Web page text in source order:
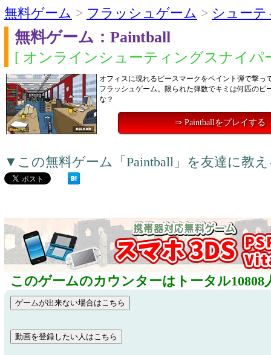
無料ゲーム > フラッシュゲーム > シューテ
無料ゲーム：Paintball
[ オンラインシューティングスナイパ
オフィスに現れるピースマークをペイント弾で撃っ
フラッシュゲーム。限られた弾数でキミは何匹のピ
な？
⇒ Paintballをプレイする
▼この無料ゲーム「Paintball」を友達に教
このゲームのカウンターはトータル10808